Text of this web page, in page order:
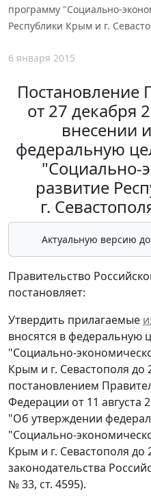
программу "Социально-
Республики Крым и г.
6 января 2015
Постановление
от 27 декабря
внесении
федеральную
"Социально-
развитие
г.
Актуальную версию
Правительство
постановляет:
Утвердить прилагаемые
вносятся в федеральную
"Социально-
Крым и г. Севастополя до
постановлением
Федерации от 11 августа
"Об утверждении
"Социально-
Крым и г. Севастополя до
законодательства
№ 33, ст. 4595).